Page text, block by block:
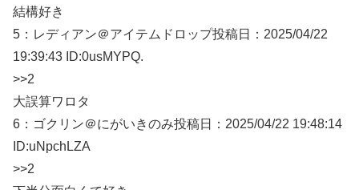
結構好き
5： レディアン＠アイテムドロップ投稿日：2025/04/22
19:39:43 ID:0usMYPQ.
>>2
大誤算ワロタ
6： ゴクリン＠にがいきのみ投稿日：2025/04/22 19:48:14
ID:uNpchLZA
>>2